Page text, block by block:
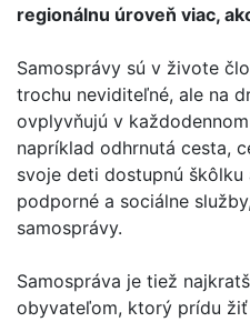
regionálnu úroveň viac,
Samosprávy sú v živote
trochu neviditeľné, ale na
ovplyvňujú v
napríklad odhrnutá cesta,
svoje deti dostupnú škôlku
podporné a sociálne
samosprávy.
Samospráva je tiež
obyvateľom, ktorý prídu žiť